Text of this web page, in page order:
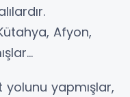
Afyon,
yolunu yapmışlar,